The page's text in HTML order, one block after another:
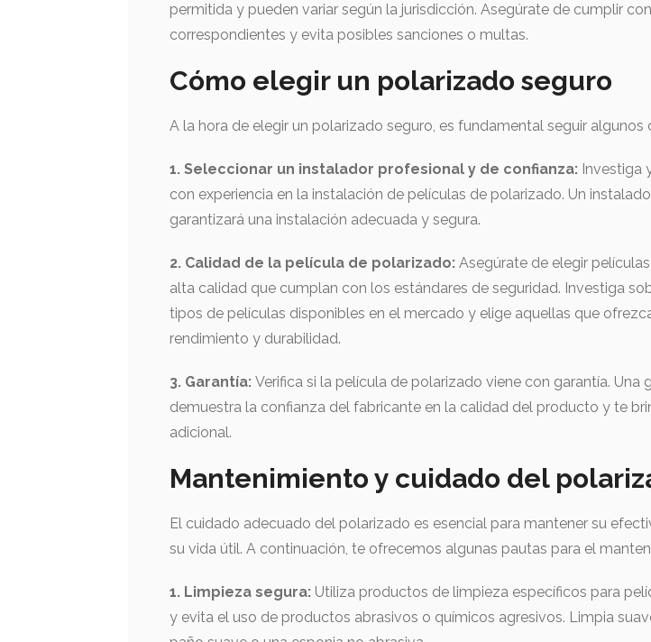
permitida y pueden variar según la jurisdicción. Asegúrate de cumplir
correspondientes y evita posibles sanciones o multas.
Cómo elegir un polarizado seguro
A la hora de elegir un polarizado seguro, es fundamental seguir algunos
1. Seleccionar un instalador profesional y de confianza: Investiga
con experiencia en la instalación de películas de polarizado. Un
garantizará una instalación adecuada y segura.
2. Calidad de la película de polarizado: Asegúrate de elegir
alta calidad que cumplan con los estándares de seguridad. Investiga
tipos de películas disponibles en el mercado y elige aquellas que
rendimiento y durabilidad.
3. Garantía: Verifica si la película de polarizado viene con garantía. Una
demuestra la confianza del fabricante en la calidad del producto y te
adicional.
Mantenimiento y cuidado del
El cuidado adecuado del polarizado es esencial para mantener su
su vida útil. A continuación, te ofrecemos algunas pautas para el
1. Limpieza segura: Utiliza productos de limpieza específicos para
y evita el uso de productos abrasivos o químicos agresivos. Limpia